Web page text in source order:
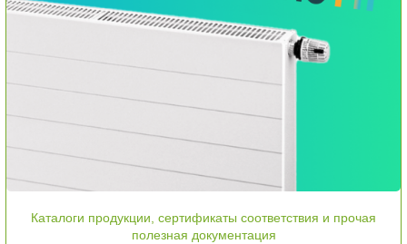
Каталоги продукции, сертификаты соответствия и прочая
полезная документация